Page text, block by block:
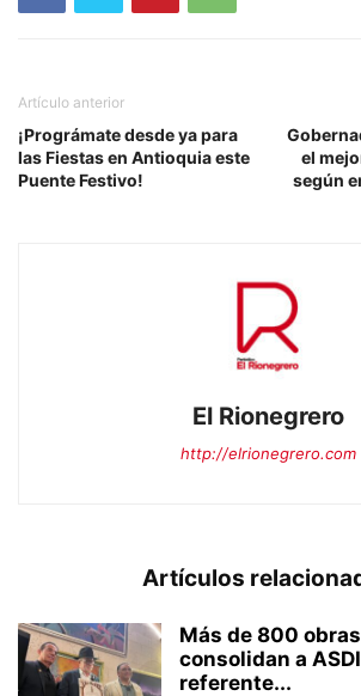
Artículo anterior
¡Prográmate desde ya para
las Fiestas en Antioquia este
Puente Festivo!
el
según
El Rionegrero
http://elrionegrero.com
Artículos
Más de 800
consolidan a
referente...